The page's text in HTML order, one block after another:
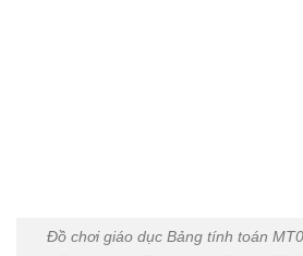
Đồ chơi giáo dục Bảng tính toán